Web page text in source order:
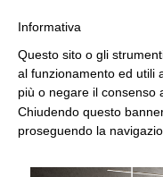
Informativa
Questo sito o gli
al funzionamento ed utili
più o negare il consenso
Chiudendo questo
proseguendo la